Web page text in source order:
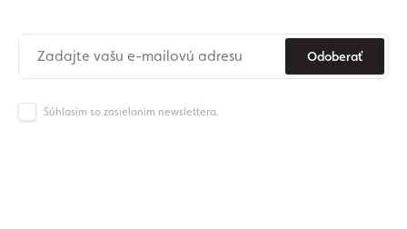
Odoberať
Súhlasím so zasielaním newslettera.